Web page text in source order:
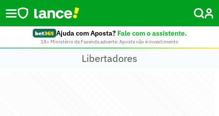
Ajuda com Aposta? Fale com o assistente.
18+ Ministério da Fazenda adverte: Aposta não é investimento
Libertadores